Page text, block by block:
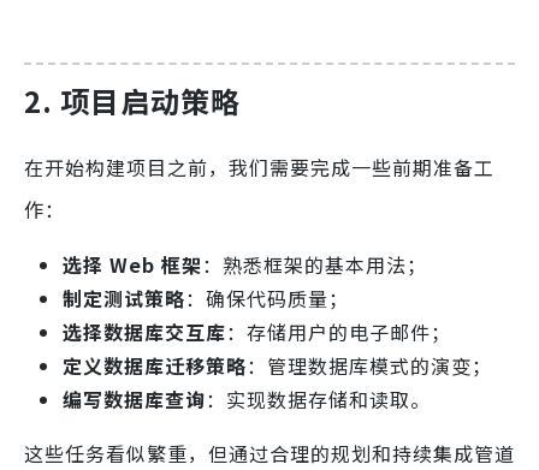
2. 项目启动策略
在开始构建项目之前，我们需要完成一些前期准备工
作：
选择 Web 框架：熟悉框架的基本用法；
制定测试策略：确保代码质量；
选择数据库交互库：存储用户的电子邮件；
定义数据库迁移策略：管理数据库模式的演变；
编写数据库查询：实现数据存储和读取。
这些任务看似繁重，但通过合理的规划和持续集成管道